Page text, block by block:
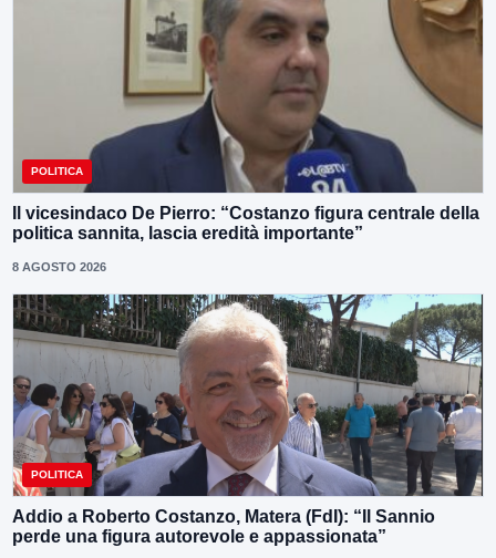
POLITICA
Il vicesindaco De Pierro: “Costanzo figura centrale della
politica sannita, lascia eredità importante”
8 AGOSTO 2026
POLITICA
Addio a Roberto Costanzo, Matera (FdI): “Il Sannio
perde una figura autorevole e appassionata”